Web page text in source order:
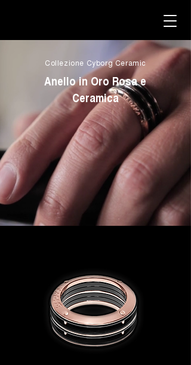
Collezione Cyborg Ceramic
Anello in Oro Rosa e
Ceramica